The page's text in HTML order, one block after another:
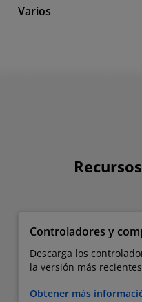
Varios
Controladores y
Descarga los
la versión más
Obtener más